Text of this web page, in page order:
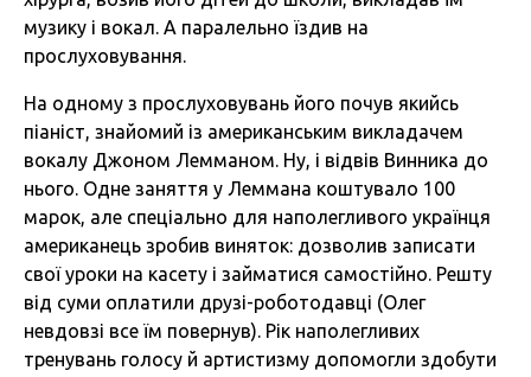
музику і вокал. А паралельно їздив на
прослуховування.
На одному з прослуховувань його почув якийсь
піаніст, знайомий із американським викладачем
вокалу Джоном Лемманом. Ну, і відвів Винника до
нього. Одне заняття у Леммана коштувало 100
марок, але спеціально для наполегливого українця
американець зробив виняток: дозволив записати
свої уроки на касету і займатися самостійно. Решту
від суми оплатили друзі-роботодавці (Олег
невдовзі все їм повернув). Рік наполегливих
тренувань голосу й артистизму допомогли здобути